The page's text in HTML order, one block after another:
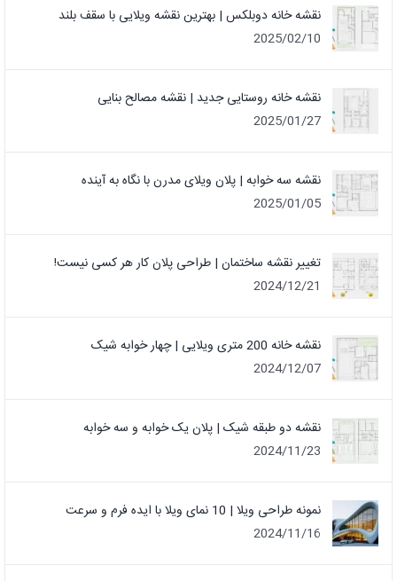
نقشه خانه دوبلکس | بهترین نقشه ویلایی با سقف بلند
2025/02/10
نقشه خانه روستایی جدید | نقشه مصالح بنایی
2025/01/27
نقشه سه خوابه | پلان ویلای مدرن با نگاه به آینده
2025/01/05
تغییر نقشه ساختمان | طراحی پلان کار هر کسی نیست!
2024/12/21
نقشه خانه 200 متری ویلایی | چهار خوابه شیک
2024/12/07
نقشه دو طبقه شیک | پلان یک خوابه و سه خوابه
2024/11/23
نمونه طراحی ویلا | 10 نمای ویلا با ایده فرم و سرعت
2024/11/16